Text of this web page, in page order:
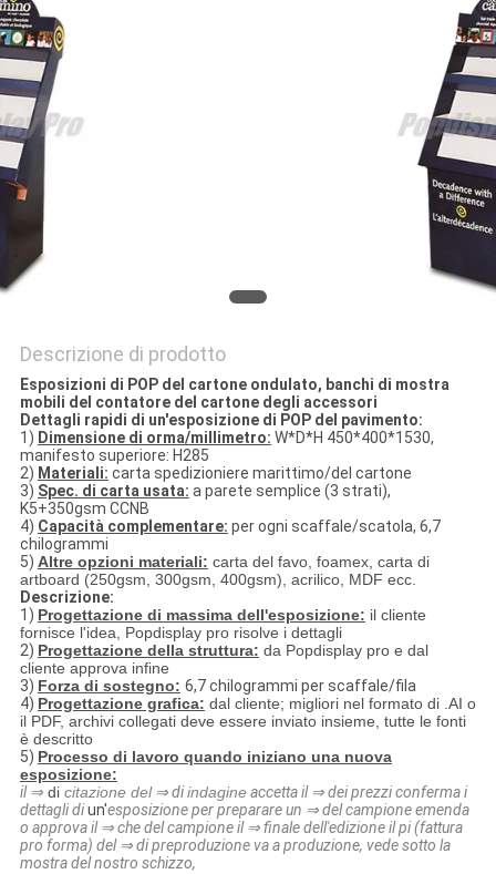
PRIVACY
POLICY
Descrizione di prodotto
Esposizioni di POP del cartone ondulato, banchi di mostra
mobili del contatore del cartone degli accessori
Dettagli rapidi di un'esposizione di POP del pavimento:
1) Dimensione di orma/millimetro: W*D*H 450*400*1530,
manifesto superiore: H285
2) Materiali: carta spedizioniere marittimo/del cartone
3) Spec. di carta usata: a parete semplice (3 strati),
K5+350gsm CCNB
4) Capacità complementare: per ogni scaffale/scatola, 6,7
chilogrammi
5) Altre opzioni materiali: carta del favo, foamex, carta di
artboard (250gsm, 300gsm, 400gsm), acrilico, MDF ecc.
Descrizione:
1) Progettazione di massima dell'esposizione: il cliente
fornisce l'idea, Popdisplay pro risolve i dettagli
2) Progettazione della struttura: da Popdisplay pro e dal
cliente approva infine
3) Forza di sostegno: 6,7chilogrammi per scaffale/fila
4) Progettazione grafica: dal cliente; migliori nel formato di .AI o
il PDF, archivi collegati deve essere inviato insieme, tutte le fonti
è descritto
5) Processo di lavoro quando iniziano una nuova
esposizione:
il ⇒di citazione del⇒ diindagineaccetta il ⇒ dei prezzi conferma i
dettagli diun'esposizione per preparare un ⇒ del campione emenda
o approva il ⇒ che del campione il ⇒ finale dell'edizione il pi (fattura
pro forma) del ⇒ di preproduzione va a produzione, vede sotto la
mostra del nostro schizzo,